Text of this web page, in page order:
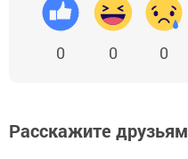
0 0 0
Расскажите друзьям